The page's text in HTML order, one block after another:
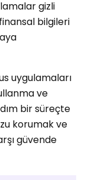
gizli
bilgileri
uygulamaları
ve
bir süreçte
korumak ve
güvende